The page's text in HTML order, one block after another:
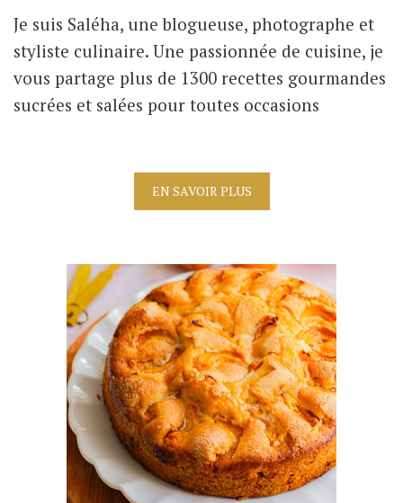
Je suis Saléha, une blogueuse, photographe et
styliste culinaire. Une passionnée de cuisine, je
vous partage plus de 1300 recettes gourmandes
sucrées et salées pour toutes occasions
EN SAVOIR PLUS